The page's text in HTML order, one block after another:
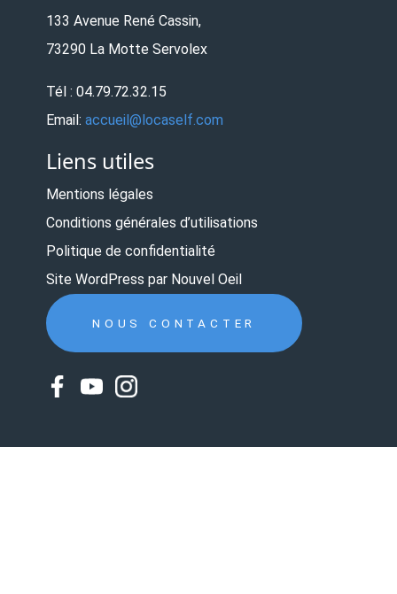
133 Avenue René Cassin,
73290 La Motte Servolex
Tél : 04.79.72.32.15
Email: accueil@locaself.com
Liens utiles
Mentions légales
Conditions générales d’utilisations
Politique de confidentialité
Site WordPress par Nouvel Oeil
NOUS CONTACTER